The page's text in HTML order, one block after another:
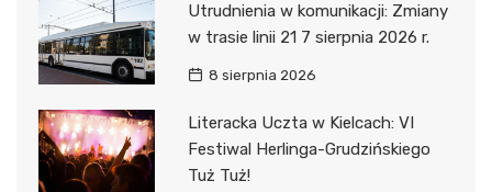
Utrudnienia w komunikacji: Zmiany
w trasie linii 21 7 sierpnia 2026 r.
8 sierpnia 2026
Literacka Uczta w Kielcach: VI
Festiwal Herlinga-Grudzińskiego
Tuż Tuż!